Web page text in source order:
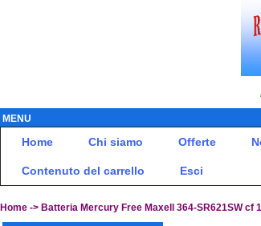
MENU
Home Chi siamo Offerte
Contenuto del carrello Esci
Home -> Batteria Mercury Free Maxell 364-SR621SW cf